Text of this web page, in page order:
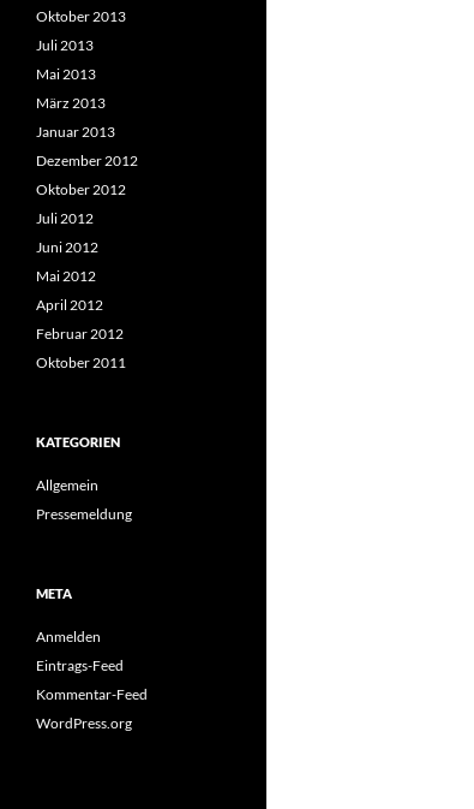
Oktober 2013
Juli 2013
Mai 2013
März 2013
Januar 2013
Dezember 2012
Oktober 2012
Juli 2012
Juni 2012
Mai 2012
April 2012
Februar 2012
Oktober 2011
KATEGORIEN
Allgemein
Pressemeldung
META
Anmelden
Eintrags-Feed
Kommentar-Feed
WordPress.org